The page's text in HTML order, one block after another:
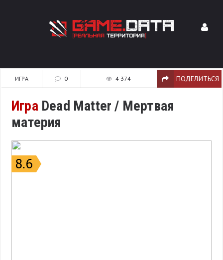
ИГРА 0 4 374 ПОДЕЛИТЬСЯ
ИграDead Matter / Мертвая
материя